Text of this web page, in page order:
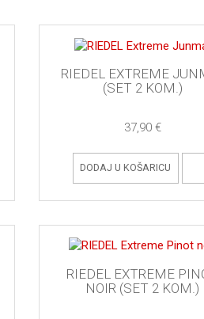
RIEDEL EXTREME
(SET 2 KOM.)
37,90 €
DODAJ U KOŠARICU
RIEDEL EXTREME
NOIR (SET 2 KOM.)